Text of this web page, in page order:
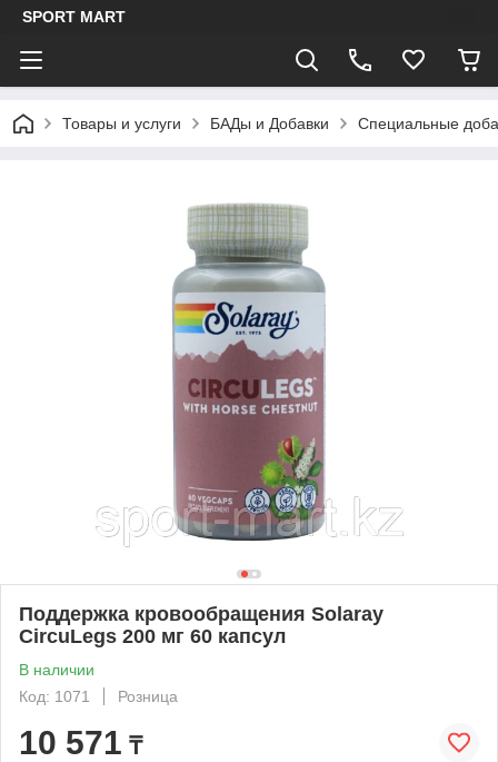
SPORT MART
Товары и услуги БАДы и Добавки Специальные
Поддержка кровообращения Solaray
CircuLegs 200 мг 60 капсул
В наличии
Код: 1071
Розница
10 571 ₸